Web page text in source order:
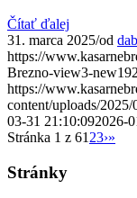
Čítať ďalej
31. marca 2025/od
https://
Brezno-view3-
https://
content/uploads/
03-31 21:10:092026-
Stránka 1 z 61 23›»
Stránky